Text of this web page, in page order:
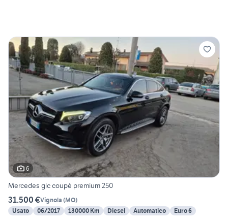
6
Mercedes glc coupé premium 250
31.500 €Vignola (MO)
Usato
06/2017 130000 Km Diesel Automatico Euro 6